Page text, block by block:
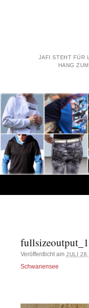
JAFI STEHT FÜR
HANG
Veröffentlicht amJULI
Schwanensee